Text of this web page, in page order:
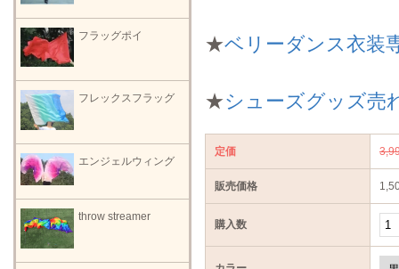
★ベリーダンス衣装
★シューズグッズ売
定価
販売価格
購入数
フラッグポイ
フレックスフラッグ
エンジェルウィング
throw streamer